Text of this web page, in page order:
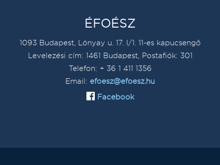
ÉFOÉSZ
1093 Budapest, Lónyay u. 17. I/1. 11-es kapucsengő
Levelezési cím: 1461 Budapest, Postafiók: 301
Telefon: + 36 1 411 1356
Email: efoesz@efoesz.hu
Facebook